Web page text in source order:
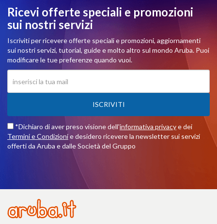
Ricevi offerte speciali e promozioni
sui nostri servizi
Iscriviti per ricevere offerte speciali e promozioni, aggiornamenti
sui nostri servizi, tutorial, guide e molto altro sul mondo Aruba. Puoi
modificare le tue preferenze quando vuoi.
ISCRIVITI
*Dichiaro di aver preso visione dell'informativa privacye dei
Termini e Condizionie desidero ricevere la newsletter sui servizi
offerti da Aruba e dalle Società del Gruppo